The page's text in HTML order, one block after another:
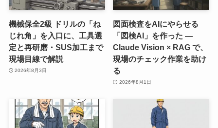
機械保全2級 ドリルの「ね
じれ角」を入口に、工具選
定と再研磨・SUS加工まで
現場目線で解説
2026年8月3日
図面検査をAIにやらせる
「図検AI」を作った ―
Claude Vision × RAG で、
現場のチェック作業を助け
る
2026年8月1日